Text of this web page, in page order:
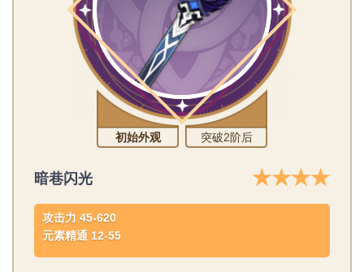
初始外观 突破2阶后
暗巷闪光 ★★★★
攻击力 45-620
元素精通 12-55